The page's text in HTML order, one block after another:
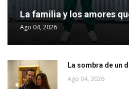
La familia y los amores
Ago 04, 2026
La sombra de un
Ago 04, 2026